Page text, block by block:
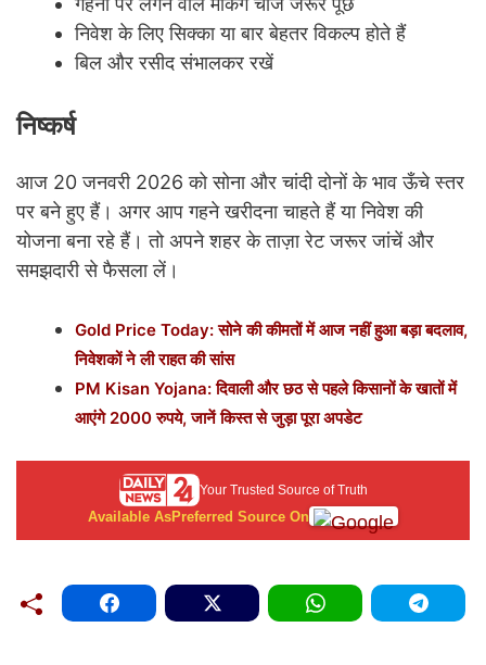
निवेश के लिए सिक्का या बार बेहतर विकल्प होते हैं
बिल और रसीद संभालकर रखें
निष्कर्ष
आज 20 जनवरी 2026 को सोना और चांदी दोनों के भाव ऊँचे स्तर
पर बने हुए हैं। अगर आप गहने खरीदना चाहते हैं या निवेश की
योजना बना रहे हैं। तो अपने शहर के ताज़ा रेट जरूर जांचें और
समझदारी से फैसला लें।
Gold Price Today: सोने की कीमतों में आज नहीं हुआ बड़ा बदलाव,
निवेशकों ने ली राहत की सांस
PM Kisan Yojana: दिवाली और छठ से पहले किसानों के खातों में
आएंगे 2000 रुपये, जानें किस्त से जुड़ा पूरा अपडेट
Your Trusted Source of Truth
Available AsPreferred Source On